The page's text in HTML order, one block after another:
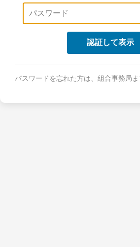
パスワードを忘れた方は、組合事務局ま